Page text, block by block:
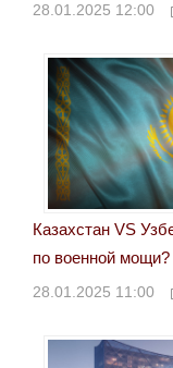
28.01.2025 12:00
Казахстан VS
по военной мощи?
28.01.2025 11:00